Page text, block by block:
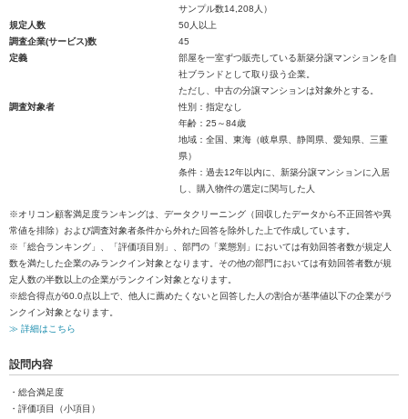
サンプル数14,208人）
規定人数
50人以上
調査企業(サービス)数
45
定義
部屋を一室ずつ販売している新築分譲マンションを自
社ブランドとして取り扱う企業。
ただし、中古の分譲マンションは対象外とする。
調査対象者
性別：指定なし
年齢：25～84歳
地域：全国、東海（岐阜県、静岡県、愛知県、三重
県）
条件：過去12年以内に、新築分譲マンションに入居
し、購入物件の選定に関与した人
※オリコン顧客満足度ランキングは、データクリーニング（回収したデータから不正回答や異
常値を排除）および調査対象者条件から外れた回答を除外した上で作成しています。
※「総合ランキング」、「評価項目別」、部門の「業態別」においては有効回答者数が規定人
数を満たした企業のみランクイン対象となります。その他の部門においては有効回答者数が規
定人数の半数以上の企業がランクイン対象となります。
※総合得点が60.0点以上で、他人に薦めたくないと回答した人の割合が基準値以下の企業がラ
ンクイン対象となります。
≫ 詳細はこちら
設問内容
・総合満足度
・評価項目（小項目）